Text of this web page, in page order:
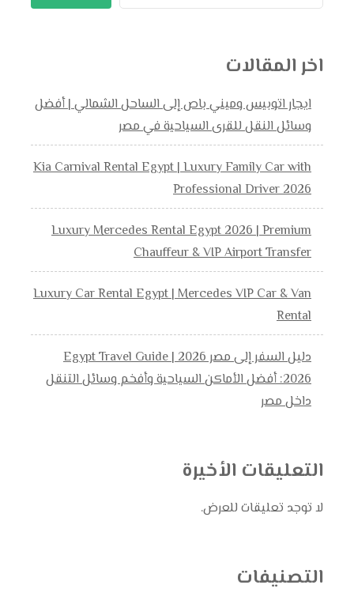
اخر المقالات
ايجار اتوبيس وميني باص إلى الساحل الشمالي | أفضل
وسائل النقل للقرى السياحية في مصر
Kia Carnival Rental Egypt | Luxury Family Car with
Professional Driver 2026
Luxury Mercedes Rental Egypt 2026 | Premium
Chauffeur & VIP Airport Transfer
Luxury Car Rental Egypt | Mercedes VIP Car & Van
Rental
دليل السفر إلى مصر 2026 | Egypt Travel Guide
2026: أفضل الأماكن السياحية وأفخم وسائل التنقل
داخل مصر
التعليقات الأخيرة
لا توجد تعليقات للعرض.
التصنيفات